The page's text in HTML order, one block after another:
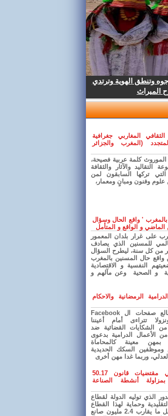
وتنطق الهوية وترتدي
الميراث
المغاربي جغرافية
(المغرب والجزائر
الموروث كلمة عربية فصيحة،
التقاليد والآثار والثقافة
التي تركها السابقون لمن
وفنون ومبانٍ ومعمار،
' واقع الحال وسؤال
الماضي و الواقع و المتأمل
على غرار بلدان المعمور
للمسنين الذي يصادف
من كل سنة، ليطرح السؤال
حال المسنين بالمغرب
النفسية و الاقتصادية
و الصحية وعن مآلهم و
الرمضانية والاحكام
ونحن نطالع صفحات ال Facebook
تتراءى أمام أعيننا
الشكايات القضائية ضد
الأعمال الدرامية بدعوى
بمهن معينة كالمحاماة
وموظفين السكك الحديدية
وربما غدا مهن أخرى
قراءة في مقتضيات قانون 50.17
بمزاولة أنشطة الصناعة
الذي توليه الدولة لقطاع
وحماية لهذا القطاع
الذي يشغل ما يقارب 2.4 مليون صانع